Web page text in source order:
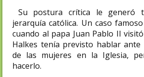
Su postura crítica le generó
jerarquía católica. Un caso
cuando al papa Juan Pablo II
Halkes tenía previsto hablar
de las mujeres en la Iglesia,
hacerlo.